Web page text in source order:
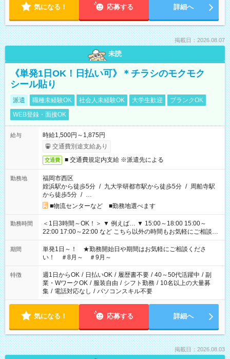
気になる！ 応募する 詳細へ
掲載日：2026.08.07
未読
《単発1日OK！日払い可》＊チラシのモクモク
シール貼り
派遣 職種未経験OK 社会人未経験OK 大学生歓迎
ブランクOK
WEB登録・面接OK
給与
時給1,500円～1,875円
交通費別途支給あり
交通費 ■ 交通費規定内支給 ※派遣先による
勤務地
福岡市西区
姪浜駅から徒歩5分 / 九大学研都市駅から徒歩5分 / 周船寺駅
から徒歩5分 / …
■物流センターなど ■勤務地選べます
勤務時間
＜1日3時間～OK！＞ ▼ 例えば… ▼ 15:00～18:00 15:00～
22:00 17:00～22:00 など こちら以外の時間もお気軽にご相談く
ださい！
期間
単発1日～！ ★勤務開始日や期間はお気軽にご相談くださ
い！ ＃8月～ ＃9月～
特徴 週1日からOK / 日払いOK / 履歴書不要 / 40～50代活躍中 / 副
業・WワークOK / 服装自由 / シフト勤務 / 10名以上の大量募
集 / 電話対応なし / パソコンスキル不要
気になる！ 応募する 詳細へ
掲載日：2026.08.03